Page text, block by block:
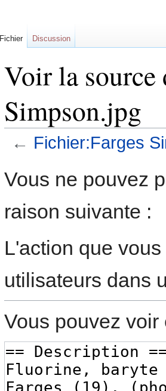
Voir la source
Simpson.jpg
← Fichier:Farges
Vous ne pouvez
raison suivante :
L'action que
utilisateurs dans
Vous pouvez
Fichier Discussion